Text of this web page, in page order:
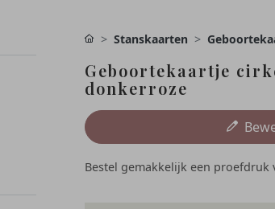
Stanskaarten
Geboortekaartje
donkerroze
Bestel gemakkelijk een proefdruk